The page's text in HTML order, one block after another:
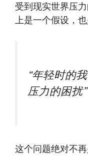
受到现实世界压
上是一个假设，
“年轻时的
压力的困扰”
这个问题绝对不